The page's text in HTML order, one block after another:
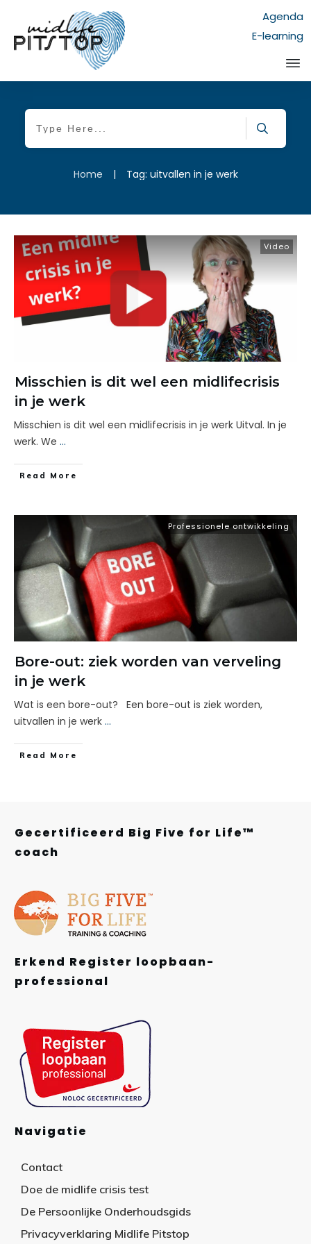
Agenda
E-learning
Home | Tag: uitvallen in je werk
Video
Misschien is dit wel een midlifecrisis
in je werk
Misschien is dit wel een midlifecrisis in je werk Uitval. In je
werk. We ...
Read More
Professionele ontwikkeling
Bore-out: ziek worden van verveling
in je werk
Wat is een bore-out? Een bore-out is ziek worden,
uitvallen in je werk ...
Read More
Gecertificeerd Big Five for Life™
coach
Erkend Register loopbaan-
professional
Navigatie
Contact
Doe de midlife crisis test
De Persoonlijke Onderhoudsgids
Privacyverklaring Midlife Pitstop